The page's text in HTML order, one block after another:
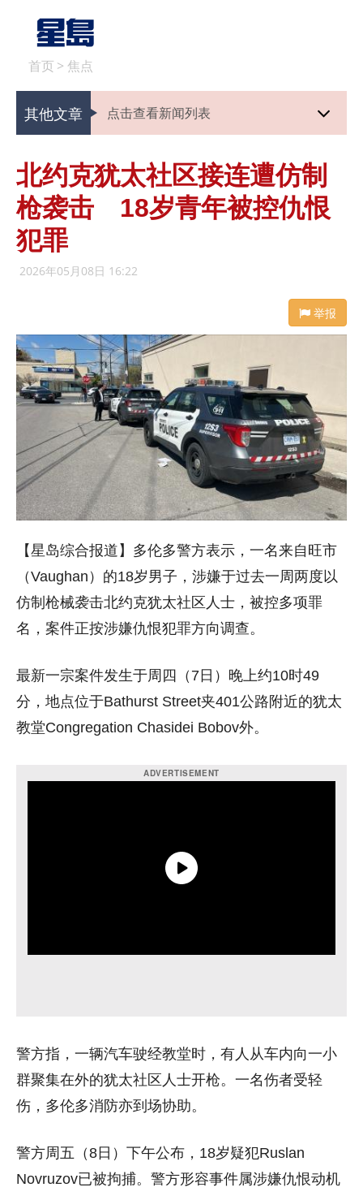
首页 > 焦点
其他文章 点击查看新闻列表
北约克犹太社区接连遭仿制
枪袭击 18岁青年被控仇恨
犯罪
2026年05月08日 16:22
举报
【星岛综合报道】多伦多警方表示，一名来自旺市
（Vaughan）的18岁男子，涉嫌于过去一周两度以
仿制枪械袭击北约克犹太社区人士，被控多项罪
名，案件正按涉嫌仇恨犯罪方向调查。
最新一宗案件发生于周四（7日）晚上约10时49
分，地点位于Bathurst Street夹401公路附近的犹太
教堂Congregation Chasidei Bobov外。
警方指，一辆汽车驶经教堂时，有人从车内向一小
群聚集在外的犹太社区人士开枪。一名伤者受轻
伤，多伦多消防亦到场协助。
警方周五（8日）下午公布，18岁疑犯Ruslan
Novruzov已被拘捕。警方形容事件属涉嫌仇恨动机